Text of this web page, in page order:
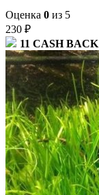
Оценка 0 из 5
230 ₽
11 CASH BACK